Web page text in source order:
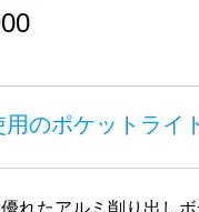
のポケットライ